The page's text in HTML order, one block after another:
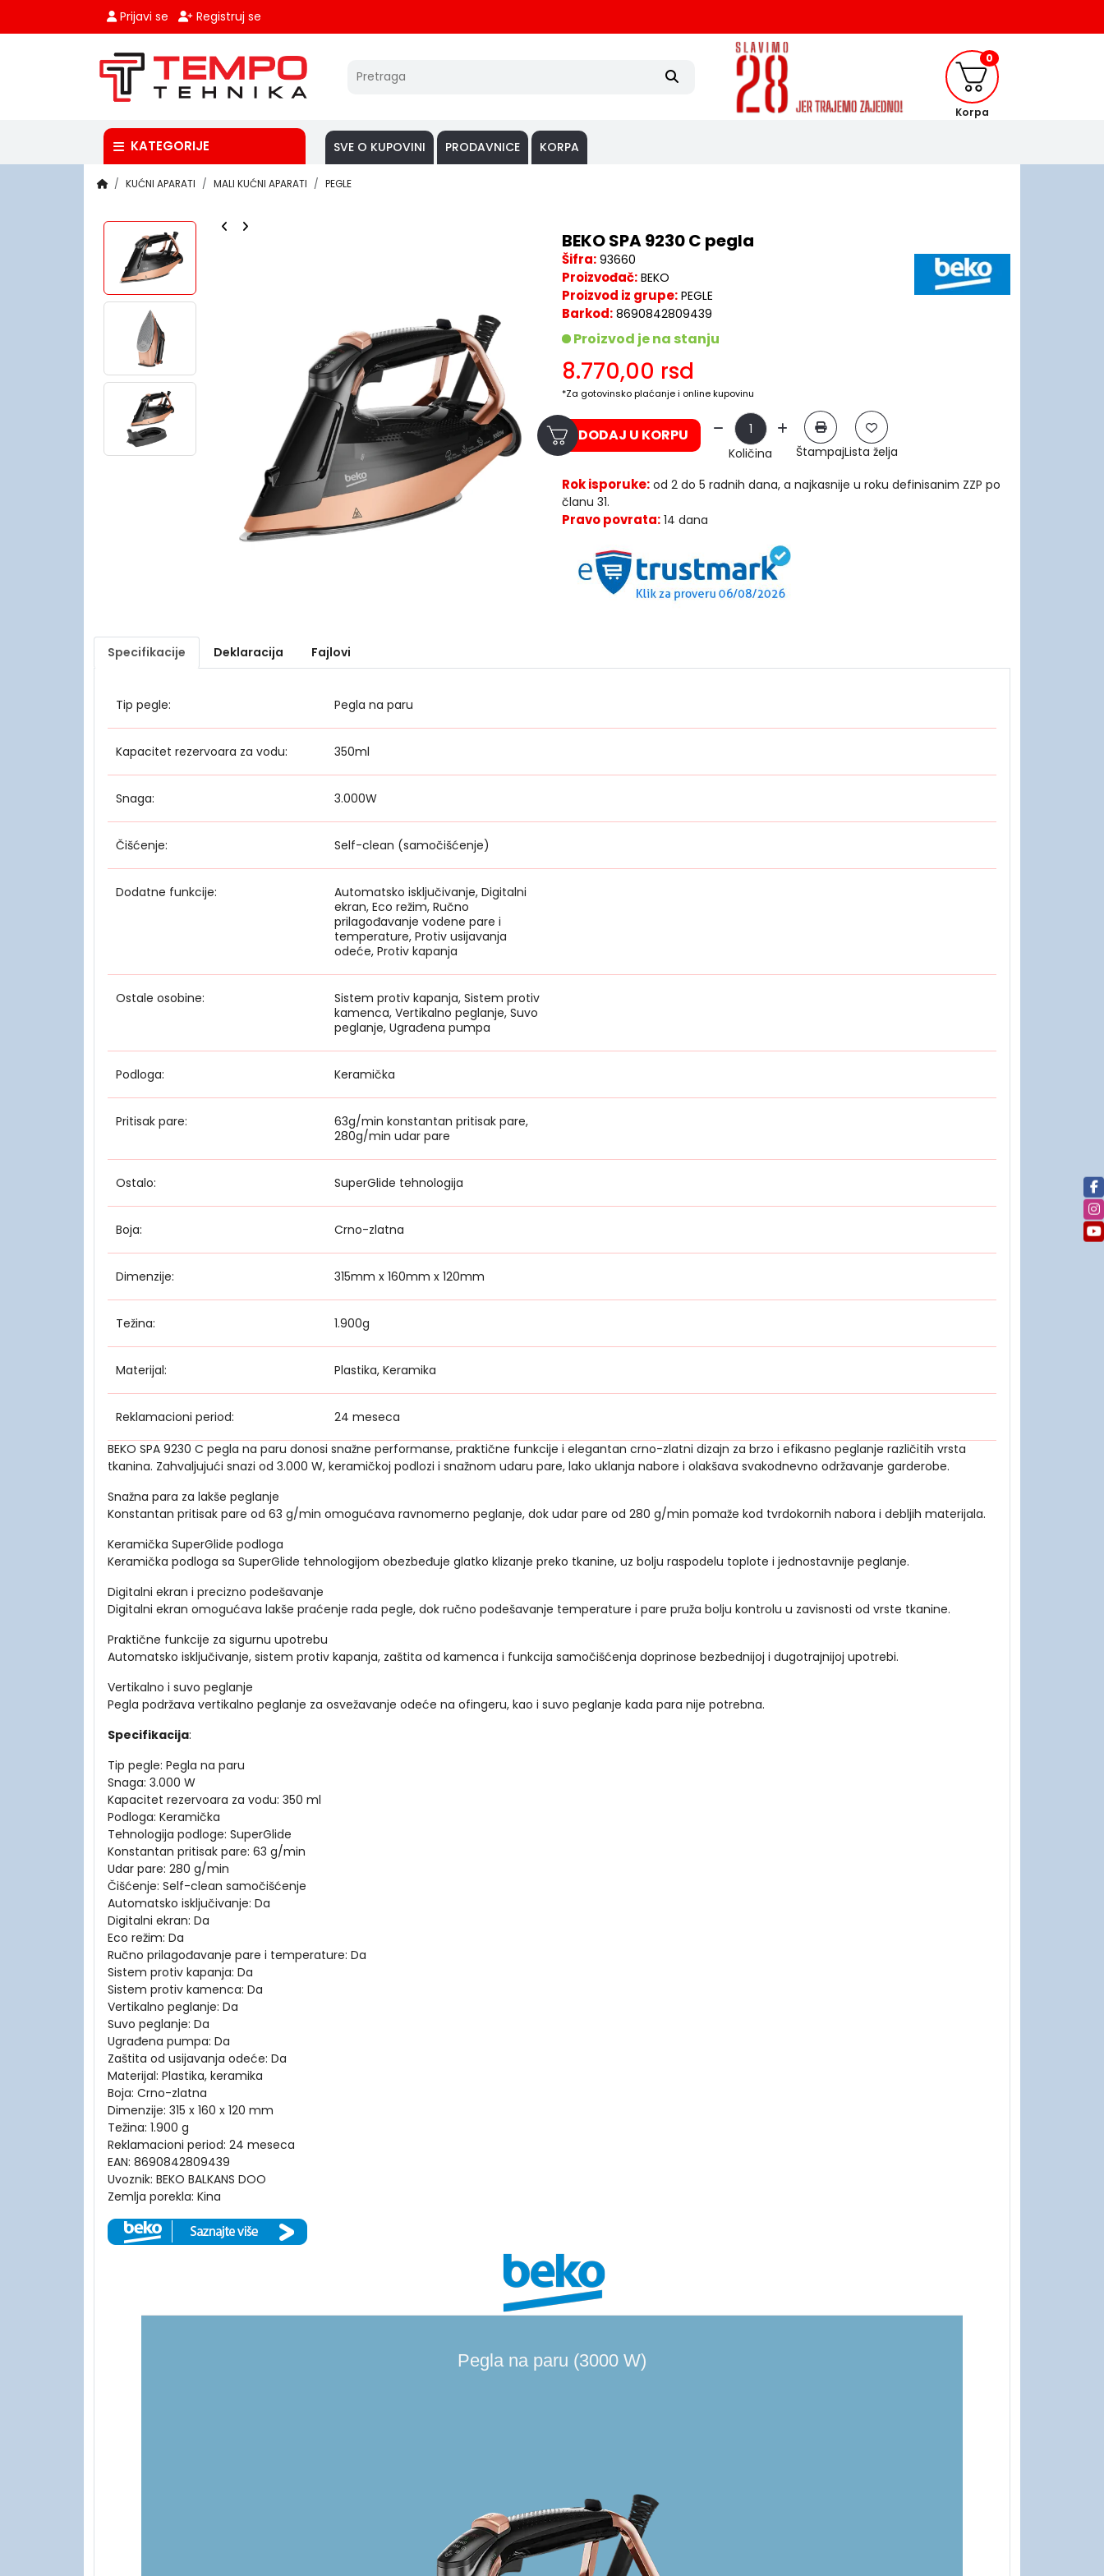
Prijavi se Registruj se
0
Korpa
KATEGORIJE SVE O KUPOVINI PRODAVNICE KORPA
KUĆNI APARATI MALI KUĆNI APARATI PEGLE
BEKO SPA 9230 C pegla
Šifra: 93660
Proizvođač: BEKO
Proizvod iz grupe: PEGLE
Barkod: 8690842809439
Proizvod je na stanju
8.770,00 rsd
*Za gotovinsko plaćanje i online kupovinu
DODAJ U KORPU
Količina ŠtampajLista želja
Rok isporuke: od 2 do 5 radnih dana, a najkasnije u roku definisanim ZZP po
članu 31.
Pravo povrata: 14 dana
Specifikacije Deklaracija Fajlovi
Tip pegle: Pegla na paru
Kapacitet rezervoara za vodu: 350ml
Snaga: 3.000W
Čišćenje: Self-clean (samočišćenje)
Dodatne funkcije:
Automatsko isključivanje, Digitalni
ekran, Eco režim, Ručno
prilagođavanje vodene pare i
temperature, Protiv usijavanja
odeće, Protiv kapanja
Ostale osobine:
Sistem protiv kapanja, Sistem protiv
kamenca, Vertikalno peglanje, Suvo
peglanje, Ugrađena pumpa
Podloga: Keramička
Pritisak pare:
63g/min konstantan pritisak pare,
280g/min udar pare
Ostalo: SuperGlide tehnologija
Boja: Crno-zlatna
Dimenzije: 315mm x 160mm x 120mm
Težina: 1.900g
Materijal: Plastika, Keramika
Reklamacioni period:
24 meseca
BEKO SPA 9230 C pegla na paru donosi snažne performanse, praktične funkcije i elegantan crno-zlatni dizajn za brzo i efikasno peglanje različitih vrsta
tkanina. Zahvaljujući snazi od 3.000 W, keramičkoj podlozi i snažnom udaru pare, lako uklanja nabore i olakšava svakodnevno održavanje garderobe.
Snažna para za lakše peglanje
Konstantan pritisak pare od 63 g/min omogućava ravnomerno peglanje, dok udar pare od 280 g/min pomaže kod tvrdokornih nabora i debljih materijala.
Keramička SuperGlide podloga
Keramička podloga sa SuperGlide tehnologijom obezbeđuje glatko klizanje preko tkanine, uz bolju raspodelu toplote i jednostavnije peglanje.
Digitalni ekran i precizno podešavanje
Digitalni ekran omogućava lakše praćenje rada pegle, dok ručno podešavanje temperature i pare pruža bolju kontrolu u zavisnosti od vrste tkanine.
Praktične funkcije za sigurnu upotrebu
Automatsko isključivanje, sistem protiv kapanja, zaštita od kamenca i funkcija samočišćenja doprinose bezbednijoj i dugotrajnijoj upotrebi.
Vertikalno i suvo peglanje
Pegla podržava vertikalno peglanje za osvežavanje odeće na ofingeru, kao i suvo peglanje kada para nije potrebna.
Specifikacija:
Tip pegle: Pegla na paru
Snaga: 3.000 W
Kapacitet rezervoara za vodu: 350 ml
Podloga: Keramička
Tehnologija podloge: SuperGlide
Konstantan pritisak pare: 63 g/min
Udar pare: 280 g/min
Čišćenje: Self-clean samočišćenje
Automatsko isključivanje: Da
Digitalni ekran: Da
Eco režim: Da
Ručno prilagođavanje pare i temperature: Da
Sistem protiv kapanja: Da
Sistem protiv kamenca: Da
Vertikalno peglanje: Da
Suvo peglanje: Da
Ugrađena pumpa: Da
Zaštita od usijavanja odeće: Da
Materijal: Plastika, keramika
Boja: Crno-zlatna
Dimenzije: 315 x 160 x 120 mm
Težina: 1.900 g
Reklamacioni period: 24 meseca
EAN: 8690842809439
Uvoznik: BEKO BALKANS DOO
Zemlja porekla: Kina
Pegla na paru (3000 W)